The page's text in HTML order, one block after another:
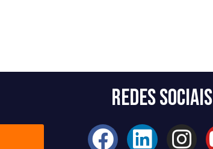
Redes Sociais
F
L
I